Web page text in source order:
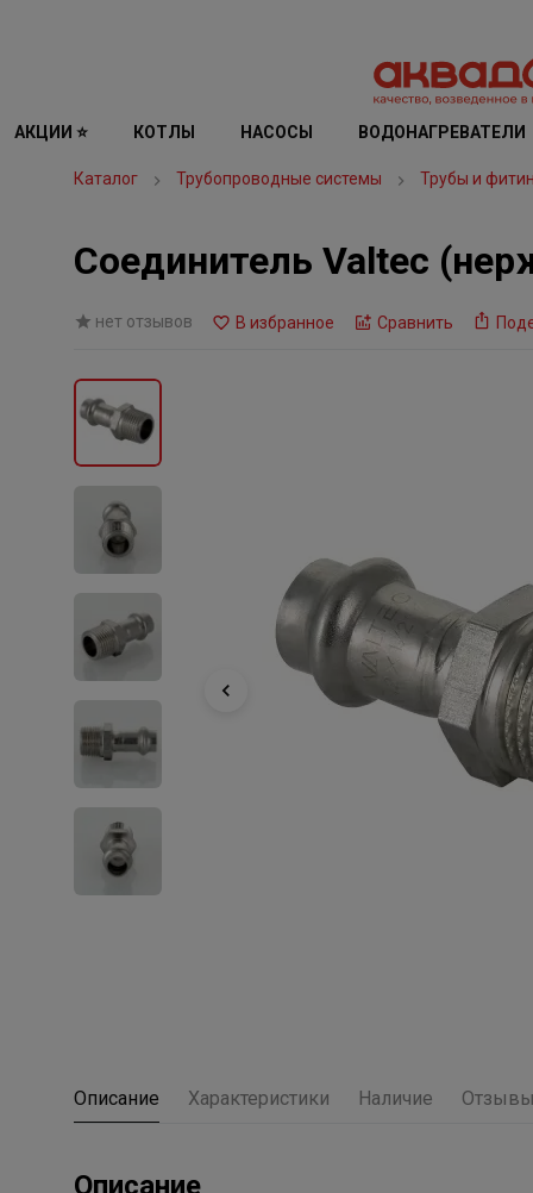
АКЦИИ ⭐ КОТЛЫ НАСОСЫ ВОДОНАГРЕВАТЕЛИ
Каталог Трубопроводные системы Трубы и
Соединитель Valtec
нет отзывов В избранное Сравнить
Описание Характеристики Наличие Отзывы
Описание